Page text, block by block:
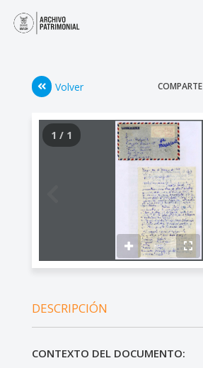
Volver COMPARTE
1 / 1
DESCRIPCIÓN
CONTEXTO DEL DOCUMENTO: